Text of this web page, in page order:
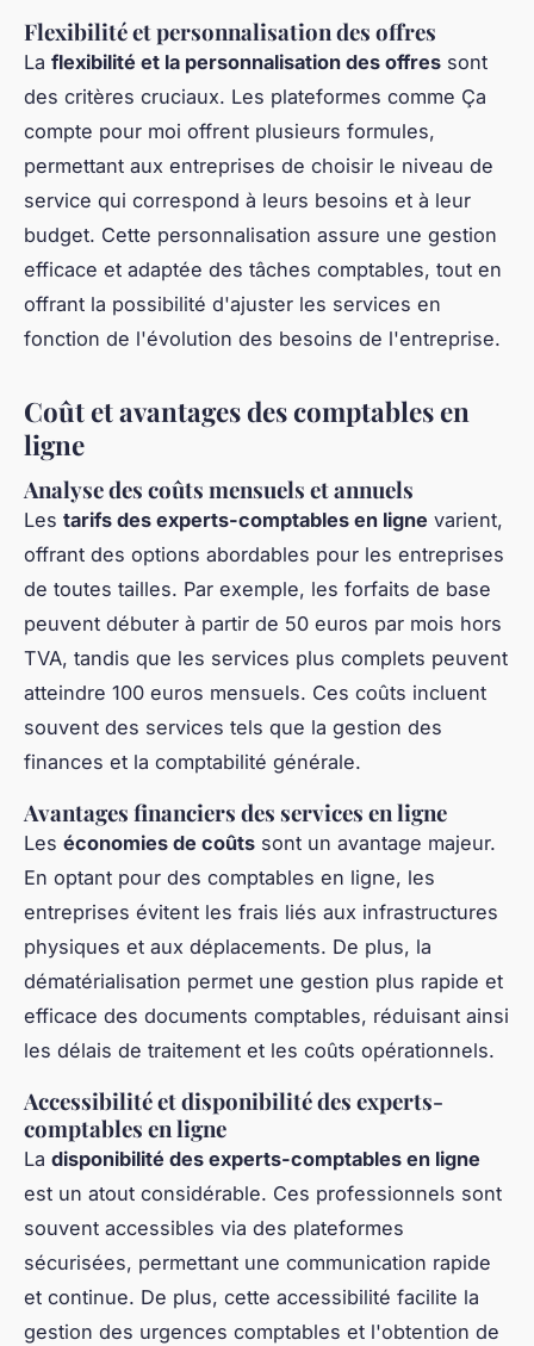
Flexibilité et personnalisation des offres
La flexibilité et la personnalisation des offres sont
des critères cruciaux. Les plateformes comme Ça
compte pour moi offrent plusieurs formules,
permettant aux entreprises de choisir le niveau de
service qui correspond à leurs besoins et à leur
budget. Cette personnalisation assure une gestion
efficace et adaptée des tâches comptables, tout en
offrant la possibilité d'ajuster les services en
fonction de l'évolution des besoins de l'entreprise.
Coût et avantages des comptables en
ligne
Analyse des coûts mensuels et annuels
Les tarifs des experts-comptables en ligne varient,
offrant des options abordables pour les entreprises
de toutes tailles. Par exemple, les forfaits de base
peuvent débuter à partir de 50 euros par mois hors
TVA, tandis que les services plus complets peuvent
atteindre 100 euros mensuels. Ces coûts incluent
souvent des services tels que la gestion des
finances et la comptabilité générale.
Avantages financiers des services en ligne
Les économies de coûts sont un avantage majeur.
En optant pour des comptables en ligne, les
entreprises évitent les frais liés aux infrastructures
physiques et aux déplacements. De plus, la
dématérialisation permet une gestion plus rapide et
efficace des documents comptables, réduisant ainsi
les délais de traitement et les coûts opérationnels.
Accessibilité et disponibilité des experts-
comptables en ligne
La disponibilité des experts-comptables en ligne
est un atout considérable. Ces professionnels sont
souvent accessibles via des plateformes
sécurisées, permettant une communication rapide
et continue. De plus, cette accessibilité facilite la
gestion des urgences comptables et l'obtention de